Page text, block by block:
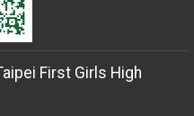
First Girls High